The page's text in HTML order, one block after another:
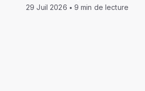
29 Juil 2026 9 min de lecture